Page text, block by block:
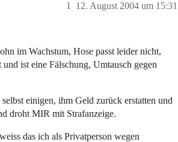
12. August 2004 um 15:31
1
im Wachstum, Hose passt leider nicht,
ist eine Fälschung, Umtausch gegen
einigen, ihm Geld zurück erstatten und
droht MIR mit Strafanzeige.
das ich als Privatperson wegen